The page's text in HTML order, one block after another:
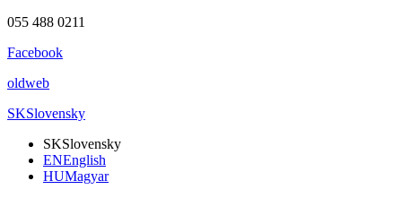
055 488 0211
Facebook
oldweb
SKSlovensky
SKSlovensky
ENEnglish
HUMagyar